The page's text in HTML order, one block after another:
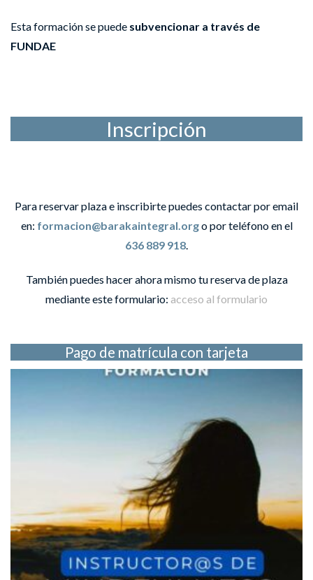
Esta formación se puede subvencionar a través de
FUNDAE
Inscripción
Para reservar plaza e inscribirte puedes contactar por email
en: formacion@barakaintegral.orgo por teléfono en el
636 889 918
También puedes hacer ahora mismo tu reserva de plaza
mediante este formulario: acceso al formulario
Pago de matrícula con tarjeta